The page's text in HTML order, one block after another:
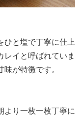
ひと塩で丁寧に仕上
レイと呼ばれていま
が特徴です。
より一枚一枚丁寧に